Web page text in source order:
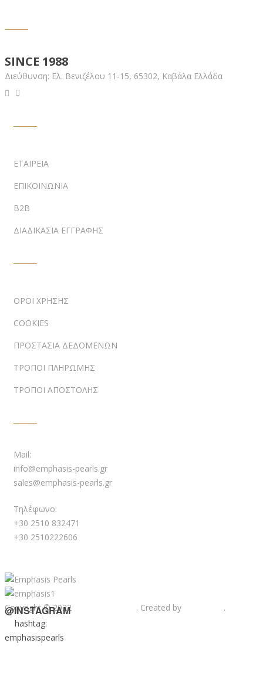
@INSTAGRAM
hashtag:
emphasispearls
SINCE 1988
Διεύθυνση: Ελ. Βενιζέλου 11-15, 65302, Καβάλα Ελλάδα
ΕΤΑΙΡΕΙΑ
ΕΠΙΚΟΙΝΩΝΙΑ
B2B
ΔΙΑΔΙΚΑΣΙΑ ΕΓΓΡΑΦΗΣ
ΟΡΟΙ ΧΡΗΣΗΣ
COOKIES
ΠΡΟΣΤΑΣΙΑ ΔΕΔΟΜΕΝΩΝ
ΤΡΟΠΟΙ ΠΛΗΡΩΜΗΣ
ΤΡΟΠΟΙ ΑΠΟΣΤΟΛΗΣ
Mail:
info@emphasis-pearls.gr
sales@emphasis-pearls.gr
Τηλέφωνο:
+30 2510 832471
+30 2510222606
Copyright © 2022 . Created by .